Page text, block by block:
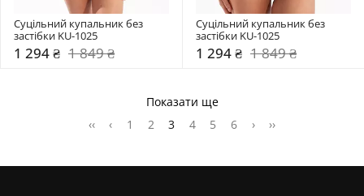
Суцільний купальник без
застібки KU-1025
1 294 ₴ 1 849 ₴
Суцільний купальник без
застібки KU-1025
1 294 ₴ 1 849 ₴
Показати ще
‹‹
‹ 1 2 3 4 5 6 › ››